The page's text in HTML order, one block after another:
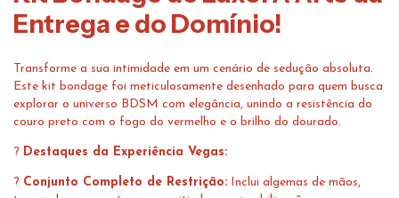
Entrega e do Domínio!
Transforme a sua intimidade em um cenário de sedução absoluta.
Este kit bondage foi meticulosamente desenhado para quem busca
explorar o universo BDSM com elegância, unindo a resistência do
couro preto com o fogo do vermelho e o brilho do dourado.
? Destaques da Experiência Vegas:
? Conjunto Completo de Restrição: Inclui algemas de mãos,